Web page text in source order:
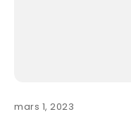
mars 1, 2023